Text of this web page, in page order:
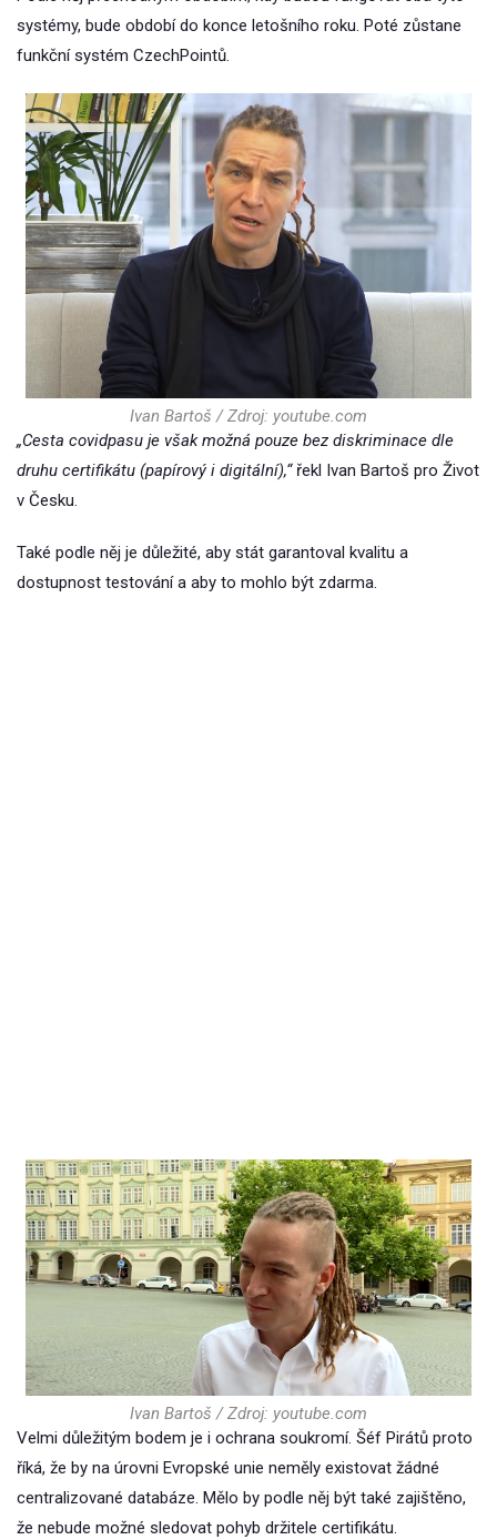
systémy, bude období do konce letošního roku. Poté zůstane
funkční systém CzechPointů.
Ivan Bartoš / Zdroj: youtube.com
„Cesta covidpasu je však možná pouze bez diskriminace dle
druhu certifikátu (papírový i digitální),“řekl Ivan Bartoš pro Život
v Česku.
Také podle něj je důležité, aby stát garantoval kvalitu a
dostupnost testování a aby to mohlo být zdarma.
Ivan Bartoš / Zdroj: youtube.com
Velmi důležitým bodem je i ochrana soukromí. Šéf Pirátů proto
říká, že by na úrovni Evropské unie neměly existovat žádné
centralizované databáze. Mělo by podle něj být také zajištěno,
že nebude možné sledovat pohyb držitele certifikátu.